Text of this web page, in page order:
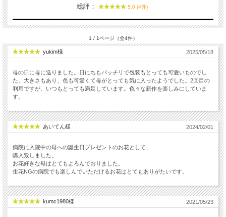
総評：
5.0 (4件)
1 / 1ページ（全4件）
yukim様 2025/05/18
母の日に母に送りました。日にちもバッチリで包装もとっても可愛いものでし
た。大きさもあり、色も可愛くて母がとっても気に入ったようでした。2回目の
利用ですが、いつもとっても満足しています。色々な新作を楽しみにしていま
す。
あいてん様 2024/02/01
病院に入院中の母への誕生日プレゼントのお花として、
購入致しました。
お花好きな母はとてもよろんでおりました。
生花NGの病院でも楽しんでいただけるお花はとてもありがたいです。
kumc1980様 2021/05/23